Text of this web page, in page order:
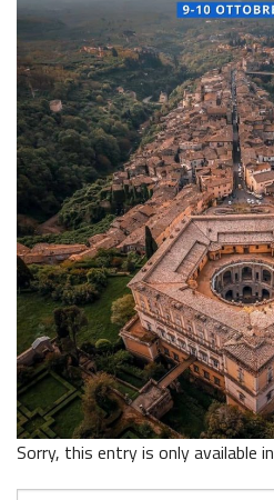
Sorry, this entry is only available in